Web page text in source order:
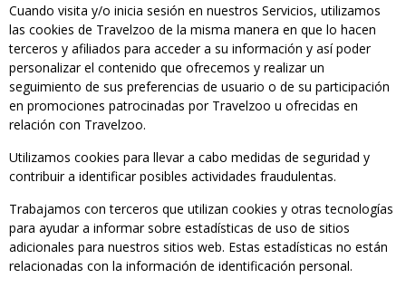
Cuando visita y/o inicia sesión en nuestros Servicios, utilizamos
las cookies de Travelzoo de la misma manera en que lo hacen
terceros y afiliados para acceder a su información y así poder
personalizar el contenido que ofrecemos y realizar un
seguimiento de sus preferencias de usuario o de su participación
en promociones patrocinadas por Travelzoo u ofrecidas en
relación con Travelzoo.
Utilizamos cookies para llevar a cabo medidas de seguridad y
contribuir a identificar posibles actividades fraudulentas.
Trabajamos con terceros que utilizan cookies y otras tecnologías
para ayudar a informar sobre estadísticas de uso de sitios
adicionales para nuestros sitios web. Estas estadísticas no están
relacionadas con la información de identificación personal.